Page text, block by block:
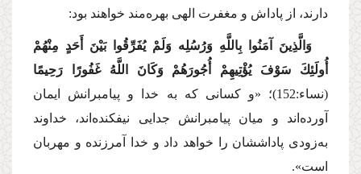
دارند، از پاداش و مغفرت الهی بهره‌مند خواهند بود:
وَالَّذِینَ آمَنُوا بِاللَّهِ وَرُسُلِه وَلَمْ یُفَرِّقُوا بَیْنَ أَحَدٍ مِنْهُمْ
أُولَئِكَ سَوْفَ یُؤْتِیهِمْ أُجُورَهُمْ وَكَانَ اللَّهُ غَفُورًا رَحِیمًا
(نساء:152)؛
«و كسانی كه به خدا و پیامبرانش ایمان
آورده‌اند و میان پیامبرانش جدایی نیفكنده‌اند، خداوند
به‌زودی پاداششان را خواهد داد و خدا آمرزنده و مهربان
است».